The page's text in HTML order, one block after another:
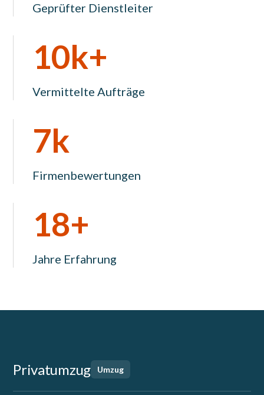
Geprüfter Dienstleiter
10k+
Vermittelte Aufträge
7k
Firmenbewertungen
18+
Jahre Erfahrung
Privatumzug Umzug